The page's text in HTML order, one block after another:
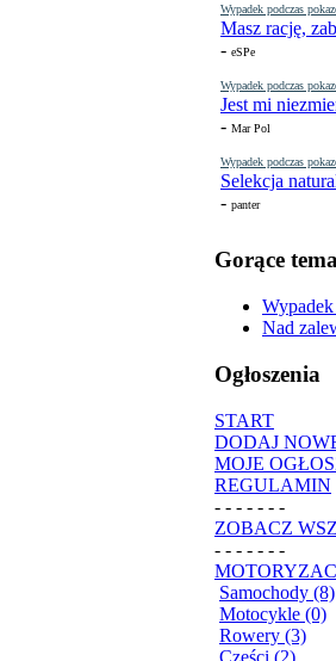
Wypadek podczas
Masz rację,
- eSPe
Wypadek podczas
Jest mi
- Mar Pol
Wypadek podczas
Selekcja
- panter
Gorące
Nad
Ogłoszenia
START
DODAJ
MOJE
REGULAMIN
- - - - - - -
ZOBACZ
- - - - - - -
Samochody (8)
Motocykle (0)
Rowery (3)
Części (2)